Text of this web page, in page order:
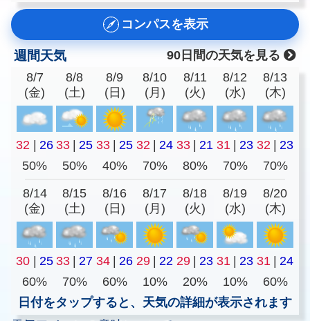
コンパスを表示
週間天気
90日間の天気を見る
8/7
(金)
8/8
(土)
8/9
(日)
8/10
(月)
8/11
(火)
8/12
(水)
8/13
(木)
32 | 26 33 | 25 33 | 25 32 | 24 33 | 21 31 | 23 32 | 23
50%
50% 40% 70% 80% 70% 70%
8/14
(金)
8/15
(土)
8/16
(日)
8/17
(月)
8/18
(火)
8/19
(水)
8/20
(木)
30 | 25 33 | 27 34 | 26 29 | 22 29 | 23 31 | 23 31 | 24
60%
70% 60% 10% 20% 10%
60%
日付をタップすると、天気の詳細が表示されます